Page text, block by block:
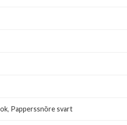
, Papperssnöre svart